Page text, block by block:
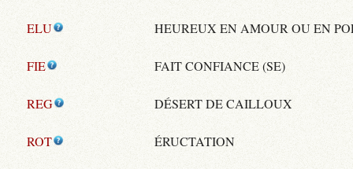
ELU HEUREUX EN AMOUR OU EN
FIE FAIT CONFIANCE (SE)
REG DÉSERT DE CAILLOUX
ROT ÉRUCTATION